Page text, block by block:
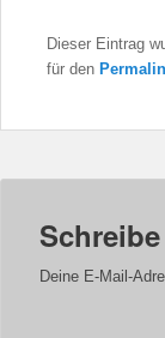
Dieser Eintrag
für den
Deine E-Mail-